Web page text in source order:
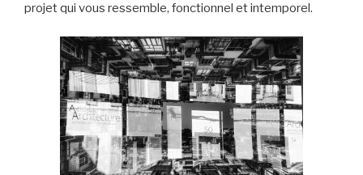
projet qui vous ressemble, fonctionnel et intemporel.